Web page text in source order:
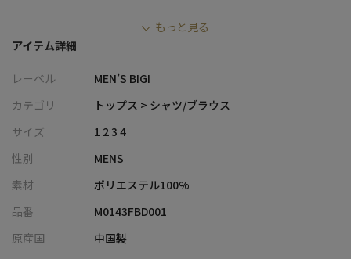
常に快適な着心地を保ちます。また、イージーケア性が高く、シ
ワになりにくく、自宅でのお手入れも簡単です。さらに、高いス
提供します。シルエットはウエストに絞りを入れ細身でスタイリ
ッシュにデザイン。ビジネスシーンやフォーマルな場面でも洗練
なデザインが融合した、メンズビギのドレスシャツは、忙しい現
代の男性に最適なアイテムです。
着る人の快適性にフォーカスして、さまざまな機能を有したテイ
ラードコレクション。
もっと見る
アイテム詳細
レーベル
MEN’S BIGI
カテゴリ
トップス > シャツ/ブラウス
サイズ
1 2 3 4
性別
MENS
素材
ポリエステル100%
品番
M0143FBD001
原産国
中国製